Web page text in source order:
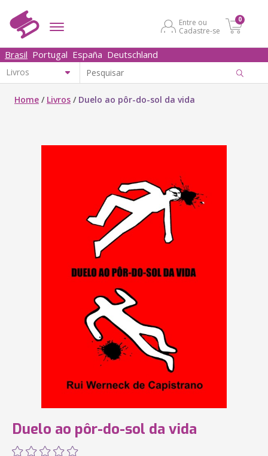
Entre ou
Cadastre-se
0
Brasil Portugal España Deutschland
Home / Livros / Duelo ao pôr-do-sol da vida
Duelo ao pôr-do-sol da vida